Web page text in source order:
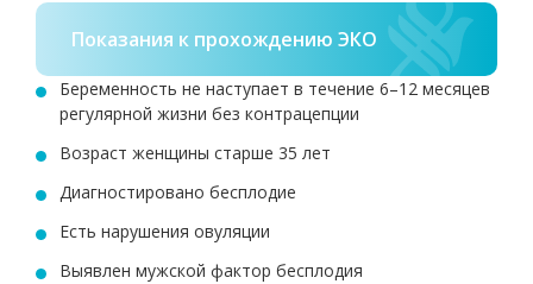
Показания к прохождению ЭКО
Беременность не наступает в течение 6–12 месяцев
регулярной жизни без контрацепции
Возраст женщины старше 35 лет
Диагностировано бесплодие
Есть нарушения овуляции
Выявлен мужской фактор бесплодия